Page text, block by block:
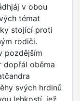
v obou
témat
stojící proti
rodiči.
pozdějším
dopřál oběma
svých hrdinů